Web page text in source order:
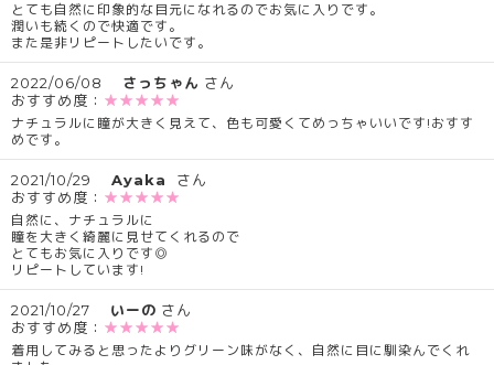
とても自然に印象的な目元になれるのでお気に入りです。
潤いも続くので快適です。
また是非リピートしたいです。
2022/06/08 さっちゃん さん
おすすめ度： ★★★★★
ナチュラルに瞳が大きく見えて、色も可愛くてめっちゃいいです!おすす
めです。
2021/10/29 Ayaka
さん
おすすめ度： ★★★★★
自然に、ナチュラルに
瞳を大きく綺麗に見せてくれるので
とてもお気に入りです◎
リピートしています!
2021/10/27 いーの さん
おすすめ度： ★★★★★
着用してみると思ったよりグリーン味がなく、自然に目に馴染んでくれ